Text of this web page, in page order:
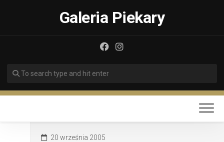
Galeria Piekary
20 września 2005